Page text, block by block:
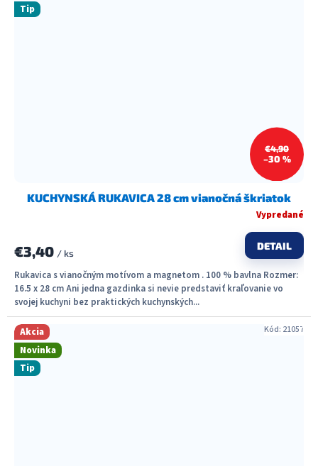
Tip
€4,90
–30 %
KUCHYNSKÁ RUKAVICA 28 cm vianočná škriatok
Vypredané
€3,40 / ks
DETAIL
Rukavica s vianočným motívom a magnetom . 100 % bavlna Rozmer:
16.5 x 28 cm Ani jedna gazdinka si nevie predstaviť kraľovanie vo
svojej kuchyni bez praktických kuchynských...
Akcia
Novinka
Tip
Kód: 21057